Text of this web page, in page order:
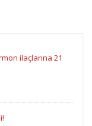
ilaçlarına 21